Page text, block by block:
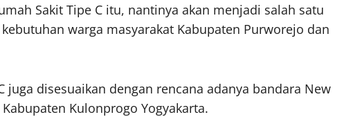
Sakit Tipe C itu, nantinya akan menjadi salah satu
warga masyarakat Kabupaten Purworejo dan
juga disesuaikan dengan rencana adanya bandara New
Kulonprogo Yogyakarta.